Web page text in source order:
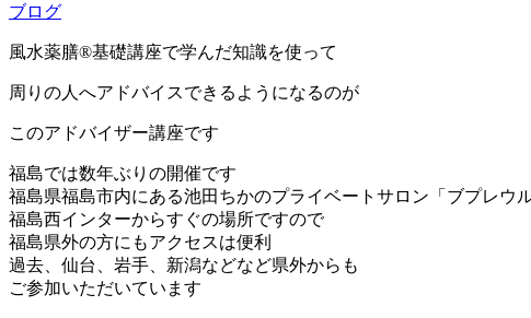
ブログ
風水薬膳®基礎講座で学んだ知識を使って
周りの人へアドバイスできるようになるのが
このアドバイザー講座です
福島では数年ぶりの開催です
福島県福島市内にある池田ちかのプライベートサロン「ブプレウ
福島西インターからすぐの場所ですので
福島県外の方にもアクセスは便利
過去、仙台、岩手、新潟などなど県外からも
ご参加いただいています